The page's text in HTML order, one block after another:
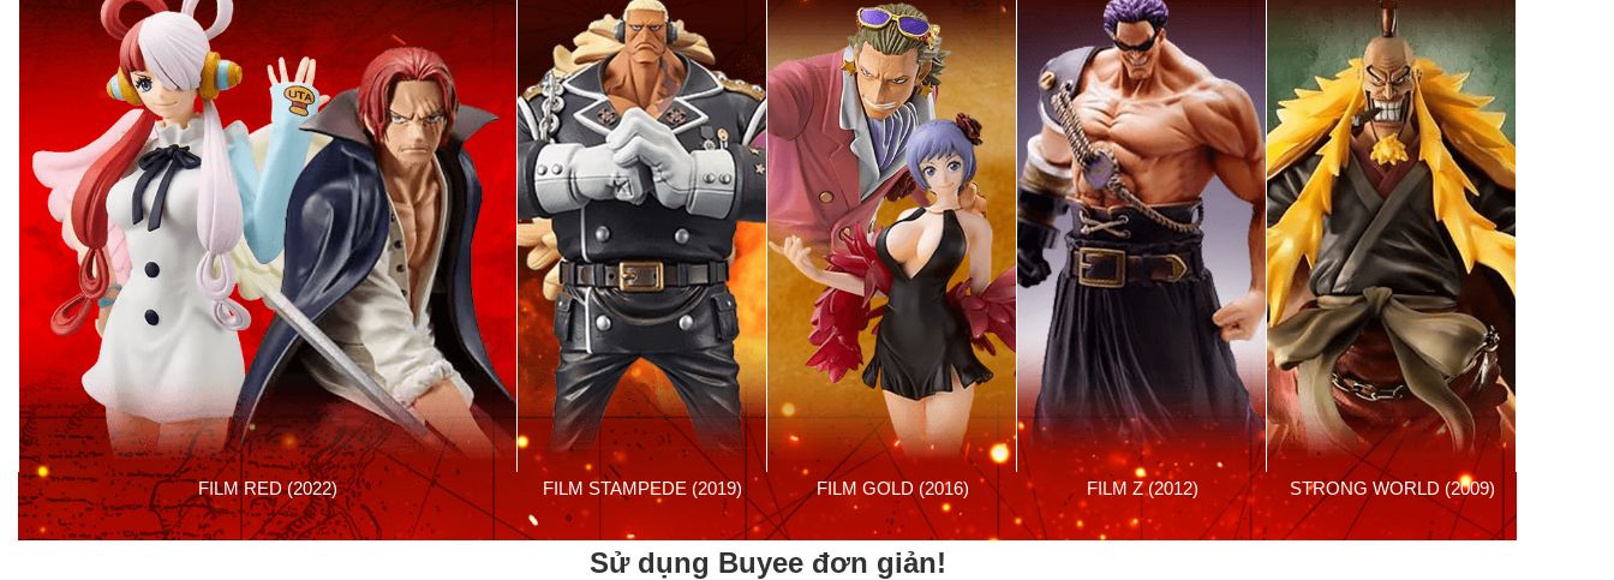
FILM RED (2022) FILM STAMPEDE (2019) FILM GOLD (2016) FILM Z (2012) STRONG WORLD (2009)
Sử dụng Buyee đơn giản!